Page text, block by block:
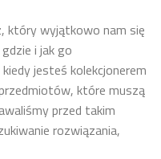
który wyjątkowo nam się
i jak go
jesteś kolekcjonerem
które muszą
przed takim
rozwiązania,